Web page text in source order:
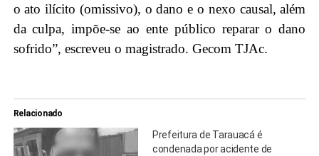
o ato ilícito (omissivo), o dano e o nexo causal, além
da culpa, impõe-se ao ente público reparar o dano
sofrido”, escreveu o magistrado. Gecom TJAc.
Relacionado
Prefeitura de Tarauacá é
condenada por acidente de